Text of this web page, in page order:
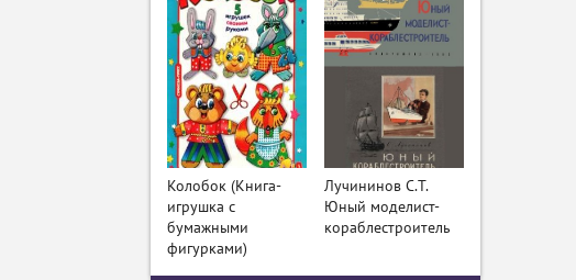
Колобок (Книга-
игрушка с
бумажными
фигурками)
Лучининов С.Т.
Юный моделист-
кораблестроитель